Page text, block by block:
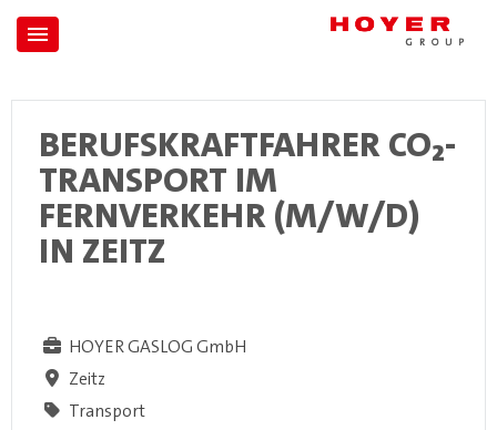
BERUFSKRAFTFAHRER CO₂-
TRANSPORT IM
FERNVERKEHR (M/W/D)
IN ZEITZ
HOYER GASLOG GmbH
Zeitz
Transport